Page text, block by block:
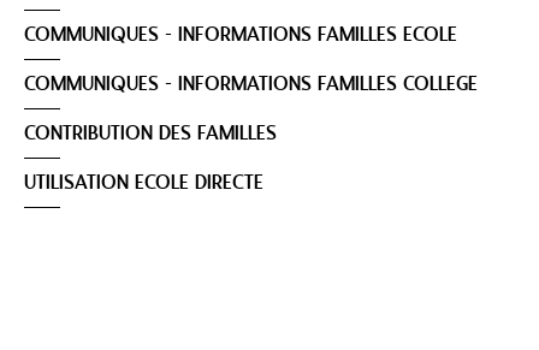
COMMUNIQUES - INFORMATIONS FAMILLES ECOLE
COMMUNIQUES - INFORMATIONS FAMILLES COLLEGE
CONTRIBUTION DES FAMILLES
UTILISATION ECOLE DIRECTE